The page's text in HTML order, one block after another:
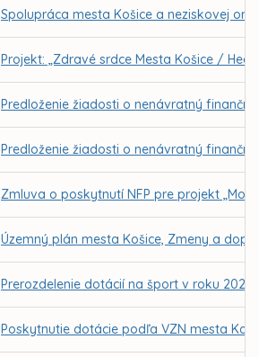
Spolupráca mesta Košice a neziskovej
Projekt: „Zdravé srdce Mesta Košice /
Predloženie žiadosti o nenávratný
Predloženie žiadosti o nenávratný
Zmluva o poskytnutí NFP pre projekt
Územný plán mesta Košice, Zmeny a
Prerozdelenie dotácií na šport v roku 2026
Poskytnutie dotácie podľa VZN mesta